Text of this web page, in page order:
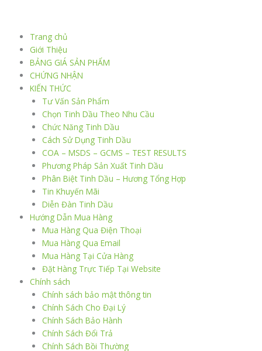
Trang chủ
Giới Thiệu
BẢNG GIÁ SẢN PHẨM
CHỨNG NHẬN
KIẾN THỨC
Tư Vấn Sản Phẩm
Chọn Tinh Dầu Theo Nhu Cầu
Chức Năng Tinh Dầu
Cách Sử Dụng Tinh Dầu
COA – MSDS – GCMS – TEST RESULTS
Phương Pháp Sản Xuất Tinh Dầu
Phân Biệt Tinh Dầu – Hương Tổng Hợp
Tin Khuyến Mãi
Diễn Đàn Tinh Dầu
Hướng Dẫn Mua Hàng
Mua Hàng Qua Điện Thoại
Mua Hàng Qua Email
Mua Hàng Tại Cửa Hàng
Đặt Hàng Trực Tiếp Tại Website
Chính sách
Chính sách bảo mật thông tin
Chính Sách Cho Đại Lý
Chính Sách Bảo Hành
Chính Sách Đổi Trả
Chính Sách Bồi Thường